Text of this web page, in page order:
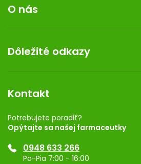
Reklamácia a vrátenie tovaru
Doprava a platba
Darček k nákupu
O nás
Kontakt
Dermocentrum
Dôležité odkazy
Rozhodnutie na prevádzku
Registrácia
Ponuka pre firmy
Značky
Kontakt
Potrebujete poradiť?
Opýtajte sa našej farmaceutky
0948 633 266
Po-Pia 7:00 - 16:00